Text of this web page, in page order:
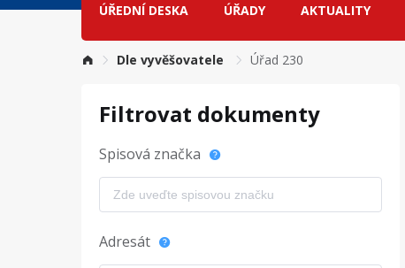
Hlavní
navigace
ÚŘEDNÍ DESKA ÚŘADY AKTUALITY
Dle vyvěšovatele Úřad 230
Filtrovat dokumenty
Spisová značka
Adresát